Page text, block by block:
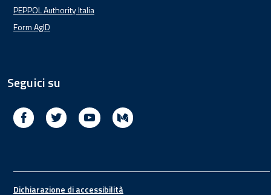
PEPPOL Authority Italia
Form AgID
Seguici su
Facebook Twitter Youtube
Footer
Dichiarazione di accessibilità